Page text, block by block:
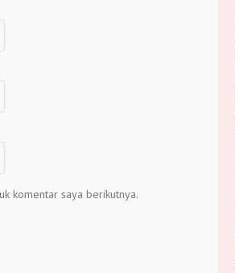
komentar saya berikutnya.